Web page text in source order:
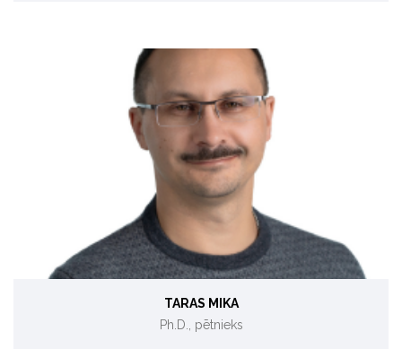
Neorganiskā ķīmija
TARAS MIKA
Ph.D., pētnieks